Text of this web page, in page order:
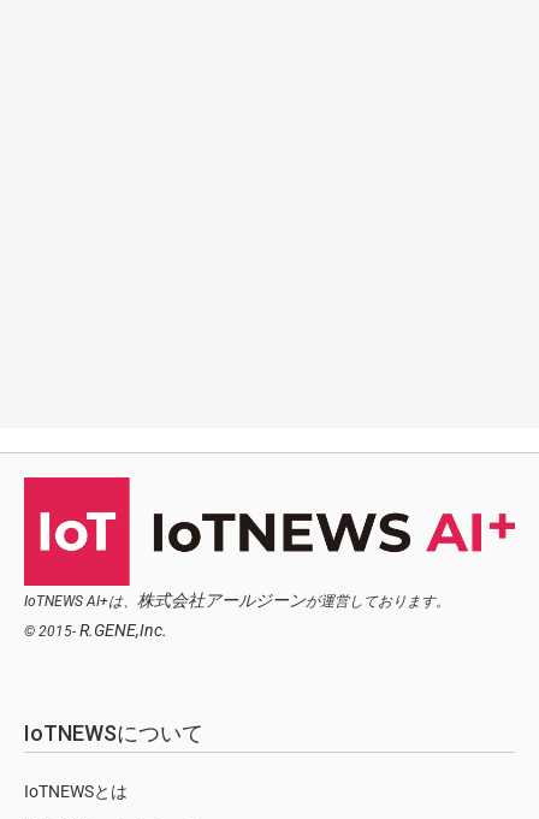
IoTNEWS AI+は、 株式会社アールジーンが運営しております。
© 2015- R.GENE,Inc.
IoTNEWSについて
IoTNEWSとは